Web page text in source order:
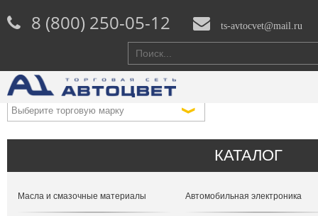
8 (800) 250-05-12 ts-avtocvet@mail.ru
КАТАЛОГ
Масла и смазочные материалы Автомобильная электроника